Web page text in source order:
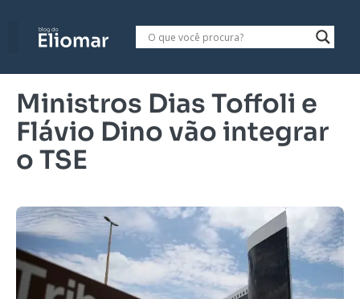
Ministros Dias Toffoli e
Flávio Dino vão integrar
o TSE